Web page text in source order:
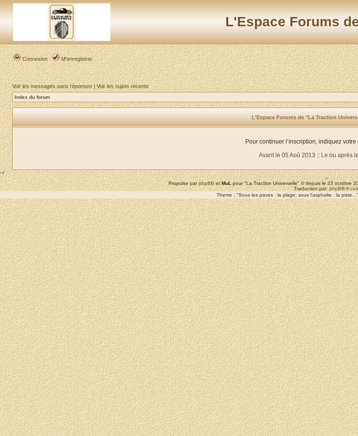
L'Espace Forums
Connexion M’enregistrer
Voir les messages sans réponses|Voir les sujets récents
Index du forum
L'Espace Forums de "La Traction
Pour continuer l’inscription, indiquez
Avant le 05 Aoû 2013 :: Le ou après
--/
--
Propulse parphpBBetMuLpour "La Traction Universelle" © depuis le 23 octobre
Traduction par:phpBB-
Theme : "Sous les paves : la plage; sous l'asphalte : la